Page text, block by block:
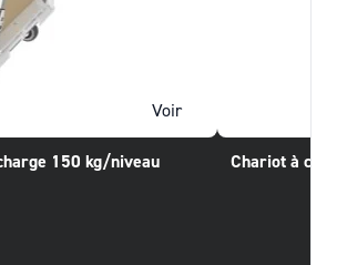
Voir
150 kg/niveau Chariot à